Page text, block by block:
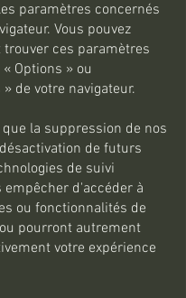
paramètres concernés
Vous pouvez
trouver ces paramètres
« Options » ou
» de votre navigateur.
la suppression de nos
de futurs
de suivi
empêcher d'accéder à
ou fonctionnalités de
pourront autrement
votre expérience